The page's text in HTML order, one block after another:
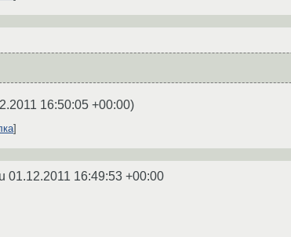
16:50:05 +00:00)
01.12.2011 16:49:53 +00:00